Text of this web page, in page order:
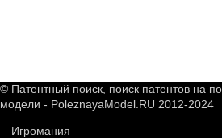
© Патентный поиск, поиск патентов на
модели - PoleznayaModel.RU 2012-2024
Игромания